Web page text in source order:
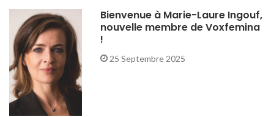
Bienvenue à Marie-Laure Ingouf,
nouvelle membre de Voxfemina
!
25 Septembre 2025